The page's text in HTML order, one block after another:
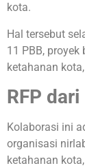
kota.
Hal tersebut
11 PBB,
ketahanan
RFP
Kolaborasi ini
organisasi
ketahanan